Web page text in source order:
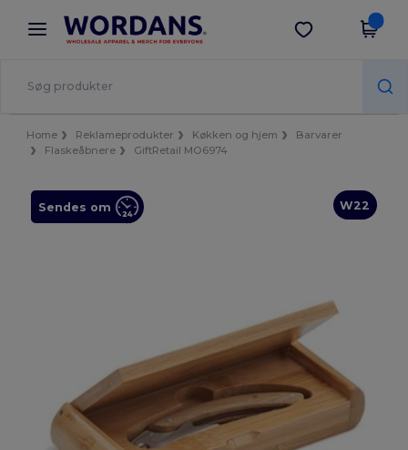
× Wordans-app
Bedre priser i appen!
Hent app
Home Reklameprodukter Køkken og hjem
Barvarer
Flaskeåbnere
GiftRetail MO6974
W22
Sendes om